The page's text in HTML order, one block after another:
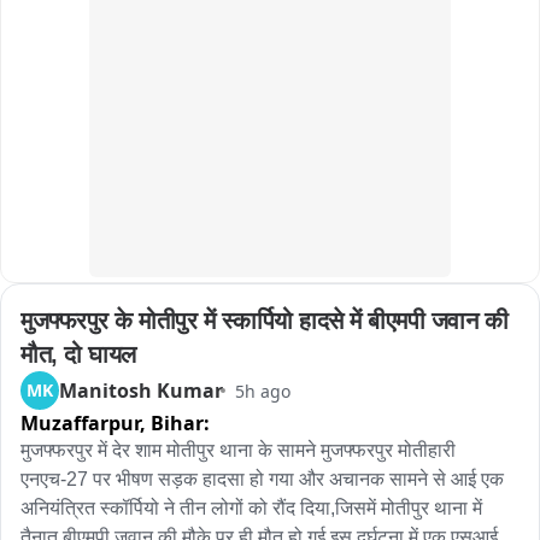
मुजफ्फरपुर के मोतीपुर में स्कार्पियो हादसे में बीएमपी जवान की
मौत, दो घायल
MK Manitosh Kumar 5h ago
Muzaffarpur, Bihar:
मुजफ्फरपुर में देर शाम मोतीपुर थाना के सामने मुजफ्फरपुर मोतीहारी
एनएच-27 पर भीषण सड़क हादसा हो गया और अचानक सामने से आई एक
अनियंत्रित स्कॉर्पियो ने तीन लोगों को रौंद दिया,जिसमें मोतीपुर थाना में